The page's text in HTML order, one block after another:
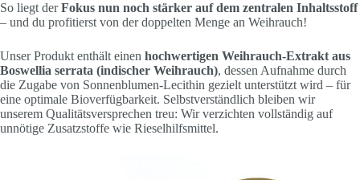
So liegt derFokus nun noch stärker auf dem zentralen Inhaltsstoff
– und du profitierst von der doppelten Menge an Weihrauch!
Unser Produkt enthält einen hochwertigen Weihrauch-Extrakt aus
Boswellia serrata (indischer Weihrauch), dessen Aufnahme durch
die Zugabe von Sonnenblumen-Lecithin gezielt unterstützt wird – für
eine optimale Bioverfügbarkeit. Selbstverständlich bleiben wir
unserem Qualitätsversprechen treu: Wir verzichten vollständig auf
unnötige Zusatzstoffe wie Rieselhilfsmittel.